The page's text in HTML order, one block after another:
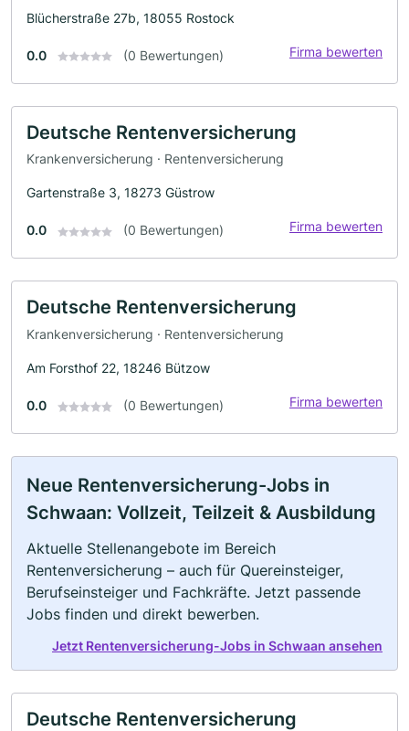
Blücherstraße 27b, 18055 Rostock
0.0 (0 Bewertungen) Firma bewerten
Deutsche Rentenversicherung
Krankenversicherung · Rentenversicherung
Gartenstraße 3, 18273 Güstrow
0.0 (0 Bewertungen) Firma bewerten
Deutsche Rentenversicherung
Krankenversicherung · Rentenversicherung
Am Forsthof 22, 18246 Bützow
0.0 (0 Bewertungen) Firma bewerten
Neue Rentenversicherung-Jobs in
Schwaan: Vollzeit, Teilzeit & Ausbildung
Aktuelle Stellenangebote im Bereich
Rentenversicherung – auch für Quereinsteiger,
Berufseinsteiger und Fachkräfte. Jetzt passende
Jobs finden und direkt bewerben.
Jetzt Rentenversicherung-Jobs in Schwaan ansehen
Deutsche Rentenversicherung